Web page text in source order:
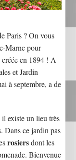
Paris ? On vous
Marne pour
en 1894 ! A
et Jardin
à septembre, a de
il existe un lieu très
Dans ce jardin pas
rosiersdont les
Bienvenue